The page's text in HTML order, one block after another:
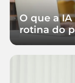
O que a
rotina do